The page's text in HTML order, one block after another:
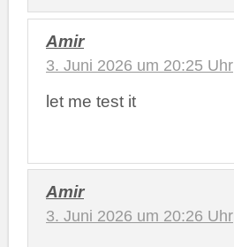
Amir
3. Juni 2026 um 20:25 Uhr
let me test it
Amir
3. Juni 2026 um 20:26 Uhr